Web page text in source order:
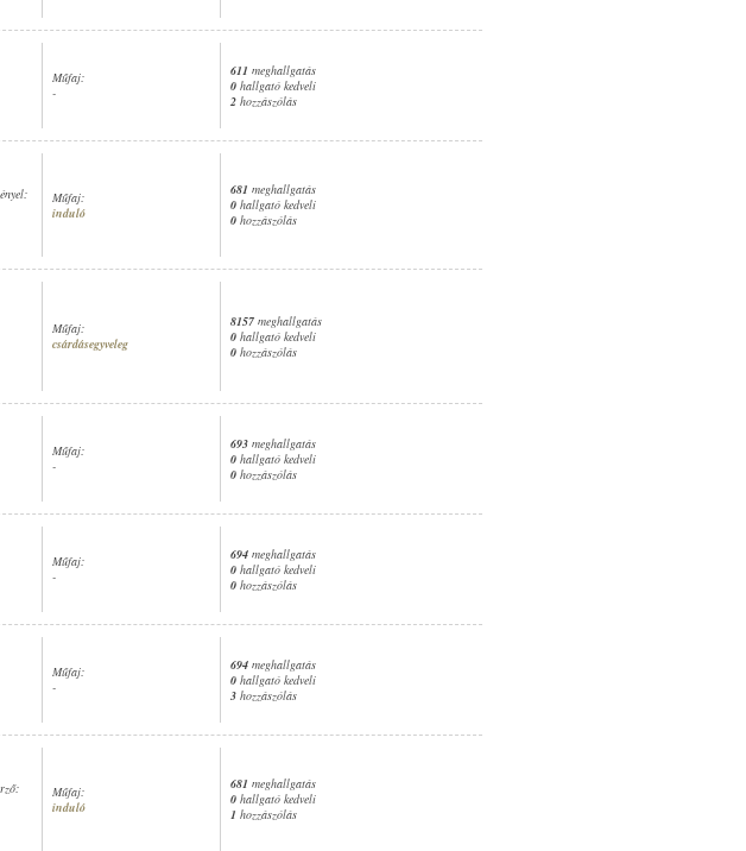
Műfaj:
-
611 meghallgatás
0 hallgató kedveli
2 hozzászólás
Műfaj:
induló
681 meghallgatás
0 hallgató kedveli
0 hozzászólás
Műfaj:
csárdásegyveleg
8157 meghallgatás
0 hallgató kedveli
0 hozzászólás
Műfaj:
-
693 meghallgatás
0 hallgató kedveli
0 hozzászólás
Műfaj:
-
694 meghallgatás
0 hallgató kedveli
0 hozzászólás
Műfaj:
-
694 meghallgatás
0 hallgató kedveli
3 hozzászólás
Műfaj:
induló
681 meghallgatás
0 hallgató kedveli
1 hozzászólás